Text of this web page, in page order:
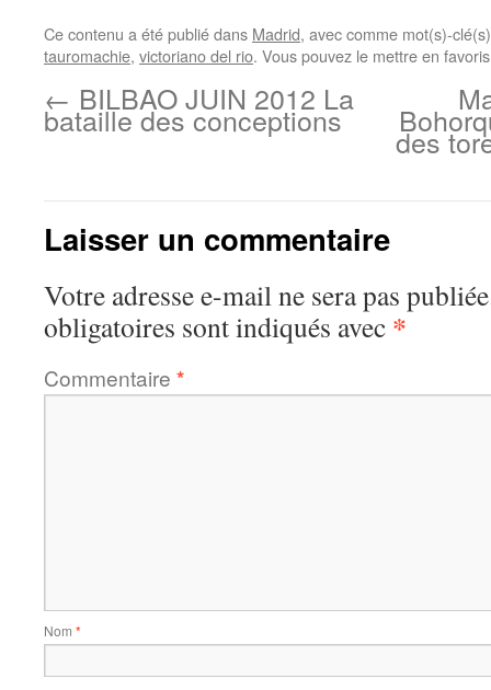
Ce contenu a été publié dans Madrid, avec comme mot(s)-
tauromachie, victoriano del rio. Vous pouvez le mettre en
← BILBAO JUIN 2012 La
bataille des conceptions
des
Laisser un commentaire
Votre adresse e-mail ne sera pas
obligatoires sont indiqués avec *
Commentaire *
Nom *